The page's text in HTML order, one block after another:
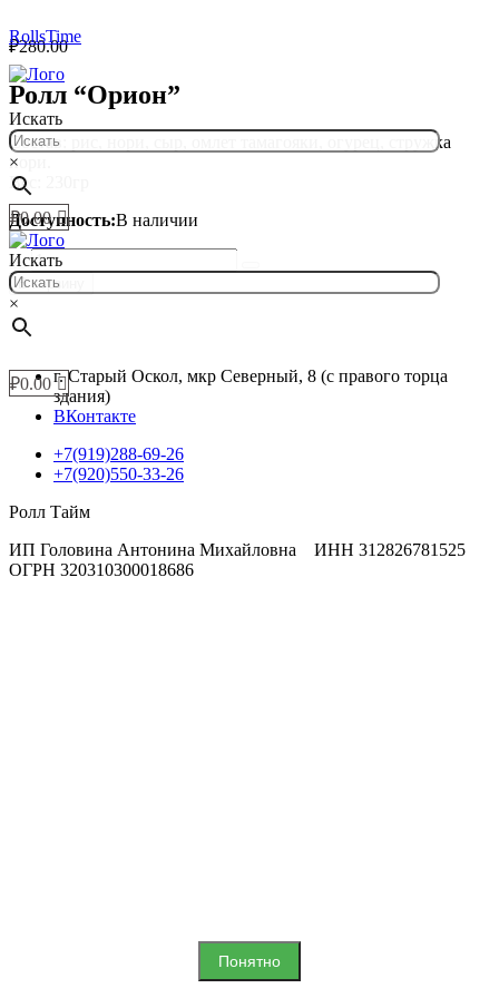
RollsTime
Меню
Искать
×
₽0.00
Искать
×
₽0.00
Понятно
₽280.00
Ролл “Орион”
Состав: рис, нори, сыр, омлет тамагояки, огурец, стружка
нори.
Вес: 230гр
Доступность:В наличии
Ролл
"Орион"
quantity
В корзину
г. Старый Оскол, мкр Северный, 8 (с правого торца
здания)
ВКонтакте
+7(919)288-69-26
+7(920)550-33-26
Ролл Тайм
ИП Головина Антонина Михайловна ИНН 312826781525
ОГРН 320310300018686